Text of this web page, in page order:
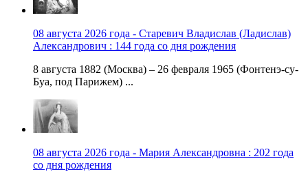
08 августа 2026 года - Старевич Владислав (Ладислав)
Александрович : 144 года со дня рождения
8 августа 1882 (Москва) – 26 февраля 1965 (Фонтенэ-су-
Буа, под Парижем) ...
08 августа 2026 года - Мария Александровна : 202 года
со дня рождения